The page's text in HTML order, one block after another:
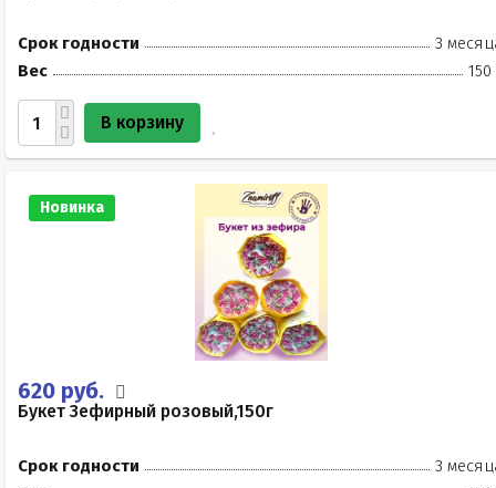
Срок годности
3
Вес
150
В корзину
Новинка
620 руб.
Букет Зефирный розовый,150г
Срок годности
3